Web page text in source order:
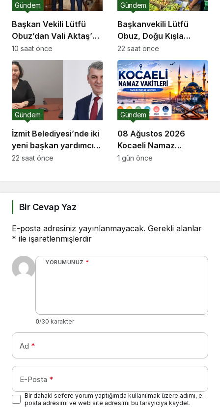
Başkan Vekili Lütfü
Obuz’dan Vali Aktaş’a
ziyaret
Gündem
10 saat önce
Başkanvekili Lütfü
Obuz, Doğu Kışla
Pazarı’nı ziyaret etti
Gündem
22 saat önce
İzmit Belediyesi’nde iki
yeni başkan yardımcısı
göreve başladı
Gündem
22 saat önce
08 Ağustos 2026
Kocaeli Namaz
Vakitleri
Gündem
1 gün önce
Bir Cevap Yaz
E-posta adresiniz yayınlanmayacak. Gerekli alanlar
* ile işaretlenmişlerdir
YORUMUNUZ *
0/30 karakter
Ad *
E-Posta *
Bir dahaki sefere yorum yaptığımda kullanılmak üzere adımı, e-
posta adresimi ve web site adresimi bu tarayıcıya kaydet.